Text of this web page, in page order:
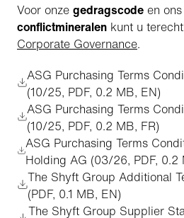
Voor onze gedragscode en ons
conflictmineralen kunt u
Corporate Governance.
ASG Purchasing Terms
(10/25, PDF, 0.2 MB, EN)
ASG Purchasing Terms
(10/25, PDF, 0.2 MB, FR)
ASG Purchasing Terms
Holding AG (03/26, PDF, 0.2
The Shyft Group Additional
(PDF, 0.1 MB, EN)
The Shyft Group Supplier